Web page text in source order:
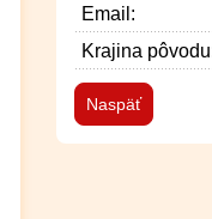
Email:
Krajina
Naspäť